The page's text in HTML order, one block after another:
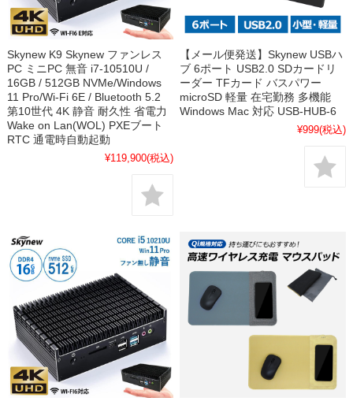
Skynew K9 Skynew ファンレス
PC ミニPC 無音 i7-10510U /
16GB / 512GB NVMe/Windows
11 Pro/Wi-Fi 6E / Bluetooth 5.2
第10世代 4K 静音 耐久性 省電力
Wake on Lan(WOL) PXEブート
RTC 通電時自動起動
¥119,900(税込)
【メール便発送】Skynew USBハ
ブ 6ポート USB2.0 SDカードリ
ーダー TFカード バスパワー
microSD 軽量 在宅勤務 多機能
Windows Mac 対応 USB-HUB-6
¥999(税込)